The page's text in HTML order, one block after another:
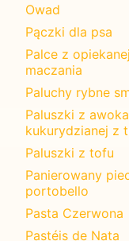
Owad
Pączki dla psa
Palce z
maczania
Paluchy rybne
Paluszki z
kukurydzianej z
Paluszki z tofu
Panierowany
portobello
Pasta Czerwona
Pastéis de Nata